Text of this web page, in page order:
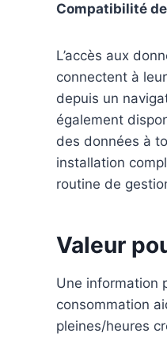
Compatibilité
L’accès aux
connectent à
depuis un
également
des données à
installation
routine de
Valeur
Une information
consommation
pleines/heures